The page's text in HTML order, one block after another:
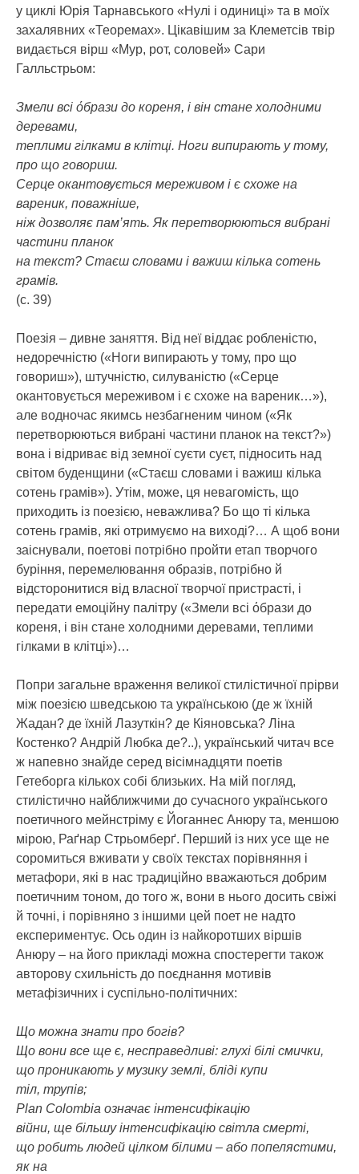
у циклі Юрія Тарнавського «Нулі і одиниці» та в моїх
захалявних «Теоремах». Цікавішим за Клеметсів твір
видається вірш «Мур, рот, соловей» Сари
Галльстрьом:
Змели всі όбрази до кореня, і він стане холодними
деревами,
теплими гілками в клітці. Ноги випирають у тому,
про що говориш.
Серце окантовується мереживом і є схоже на
вареник, поважніше,
ніж дозволяє пам’ять. Як перетворюються вибрані
частини планок
на текст? Стаєш словами і важиш кілька сотень
грамів.
(с. 39)
Поезія – дивне заняття. Від неї віддає робленістю,
недоречністю («Ноги випирають у тому, про що
говориш»), штучністю, силуваністю («Серце
окантовується мереживом і є схоже на вареник…»),
але водночас якимсь незбагненим чином («Як
перетворюються вибрані частини планок на текст?»)
вона і відриває від земної суєти суєт, підносить над
світом буденщини («Стаєш словами і важиш кілька
сотень грамів»). Утім, може, ця невагомість, що
приходить із поезією, неважлива? Бо що ті кілька
сотень грамів, які отримуємо на виході?… А щоб вони
заіснували, поетові потрібно пройти етап творчого
буріння, перемелювання образів, потрібно й
відсторонитися від власної творчої пристрасті, і
передати емоційну палітру («Змели всі όбрази до
кореня, і він стане холодними деревами, теплими
гілками в клітці»)…
Попри загальне враження великої стилістичної прірви
між поезією шведською та українською (де ж їхній
Жадан? де їхній Лазуткін? де Кіяновська? Ліна
Костенко? Андрій Любка де?..), український читач все
ж напевно знайде серед вісімнадцяти поетів
Гетеборга кількох собі близьких. На мій погляд,
стилістично найближчими до сучасного українського
поетичного мейнстріму є Йоганнес Анюру та, меншою
мірою, Раґнар Стрьомберґ. Перший із них усе ще не
соромиться вживати у своїх текстах порівняння і
метафори, які в нас традиційно вважаються добрим
поетичним тоном, до того ж, вони в нього досить свіжі
й точні, і порівняно з іншими цей поет не надто
експериментує. Ось один із найкоротших віршів
Анюру – на його прикладі можна спостерегти також
авторову схильність до поєднання мотивів
метафізичних і суспільно-політичних:
Що можна знати про богів?
Що вони все ще є, несправедливі: глухі білі смички,
що проникають у музику землі, бліді купи
тіл, трупів;
Plan Colombia означає інтенсифікацію
війни, ще більшу інтенсифікацію світла смерті,
що робить людей цілком білими – або попелястими,
як на